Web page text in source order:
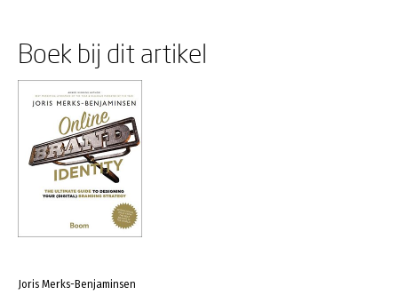
Boek bij dit artikel
Joris Merks-Benjaminsen